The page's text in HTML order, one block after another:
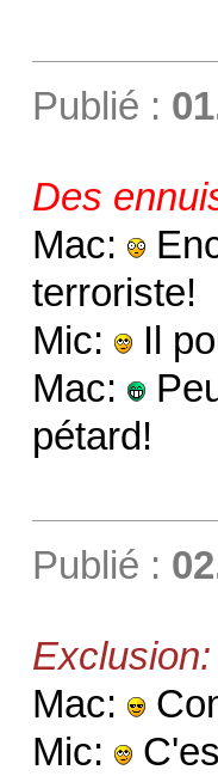
Publié :
Des
Mac:
terroriste!
Mic:
Il
Mac:
pétard!
Publié :
Mac:
Mic: